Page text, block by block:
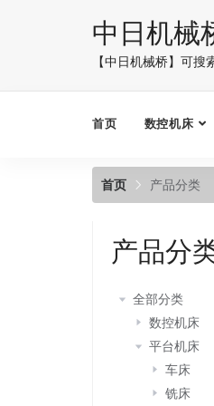
中日机械
【中日机械桥】可
首页 数控机床
首页 产品分类
产品分
全部分类
数控机床
平台机床
车床
铣床